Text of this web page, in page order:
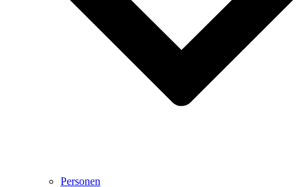
Personen